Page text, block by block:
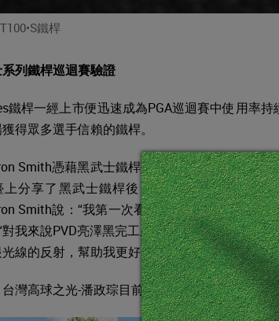
鐵桿
列鐵桿巡迴賽驗證
鐵桿一經上市便迅速成為PGA巡迴賽中使用率
得眾多選手信賴的鐵桿。
Smith憑藉黑武士鐵桿贏得2020夏威夷索尼
上分享了黑武士鐵桿後，提出了希望擁有黑
Smith說：“我第一次看到這款鐵桿時，它們
對我來說PVD亮澤黑完工處理使得整個鐵桿外
光線的反射，幫助我更好的瞄球。”
灣高球之光-潘政琮目前也是用黑武士球桿。